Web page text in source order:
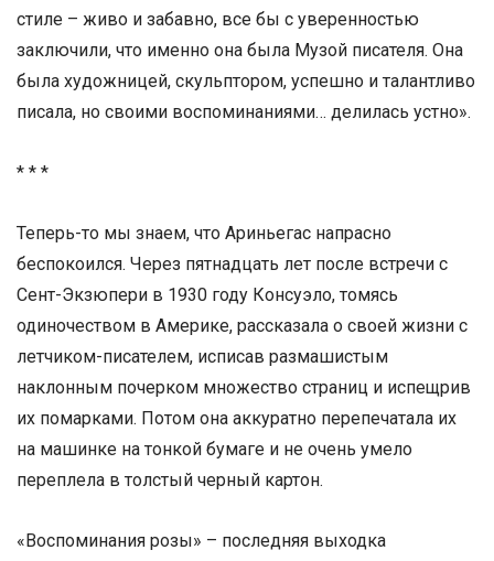
стиле – живо и забавно, все бы с уверенностью
заключили, что именно она была Музой писателя. Она
была художницей, скульптором, успешно и талантливо
писала, но своими воспоминаниями… делилась устно».
* * *
Теперь-то мы знаем, что Ариньегас напрасно
беспокоился. Через пятнадцать лет после встречи с
Сент-Экзюпери в 1930 году Консуэло, томясь
одиночеством в Америке, рассказала о своей жизни с
летчиком-писателем, исписав размашистым
наклонным почерком множество страниц и испещрив
их помарками. Потом она аккуратно перепечатала их
на машинке на тонкой бумаге и не очень умело
переплела в толстый черный картон.
«Воспоминания розы» – последняя выходка